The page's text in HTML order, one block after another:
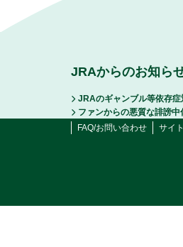
JRAからのお知ら
JRAのギャンブル等依存症
ファンからの悪質な誹謗
FAQ/お問い合わせ
サイ